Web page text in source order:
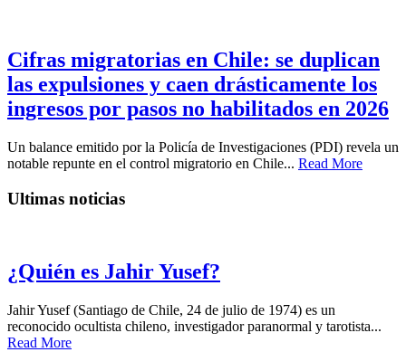
Cifras migratorias en Chile: se duplican
las expulsiones y caen drásticamente los
ingresos por pasos no habilitados en 2026
Un balance emitido por la Policía de Investigaciones (PDI) revela un
notable repunte en el control migratorio en Chile... Read More
Ultimas noticias
¿Quién es Jahir Yusef?
Jahir Yusef (Santiago de Chile, 24 de julio de 1974) es un
reconocido ocultista chileno, investigador paranormal y tarotista...
Read More